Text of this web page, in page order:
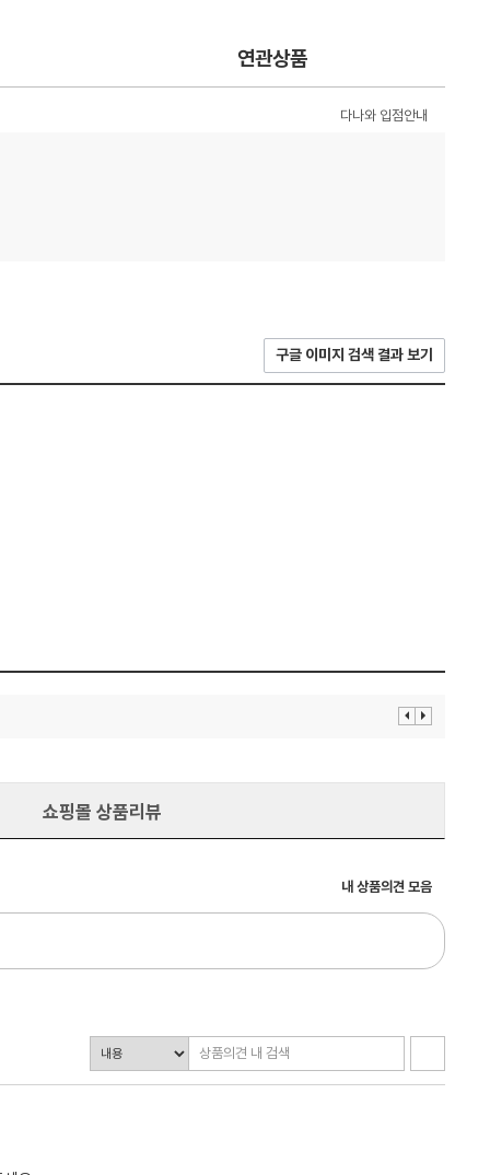
연관상품
다나와 입점안내
구글 이미지 검색 결과 보기
이 다
쇼핑몰 상품리뷰
내 상품의견 모음